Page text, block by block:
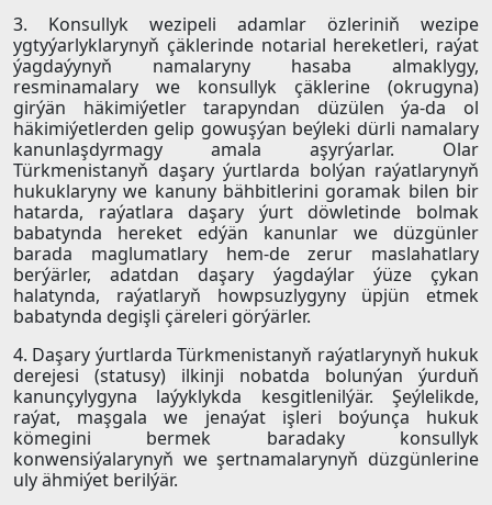
3. Konsullyk wezipeli adamlar özleriniň wezipe
ygtyýarlyklarynyň çäklerinde notarial hereketleri, raýat
ýagdaýynyň namalaryny hasaba almaklygy,
resminamalary we konsullyk çäklerine (okrugyna)
girýän häkimiýetler tarapyndan düzülen ýa-da ol
häkimiýetlerden gelip gowuşýan beýleki dürli namalary
kanunlaşdyrmagy amala aşyrýarlar. Olar
Türkmenistanyň daşary ýurtlarda bolýan raýatlarynyň
hukuklaryny we kanuny bähbitlerini goramak bilen bir
hatarda, raýatlara daşary ýurt döwletinde bolmak
babatynda hereket edýän kanunlar we düzgünler
barada maglumatlary hem-de zerur maslahatlary
berýärler, adatdan daşary ýagdaýlar ýüze çykan
halatynda, raýatlaryň howpsuzlygyny üpjün etmek
babatynda degişli çäreleri görýärler.
4. Daşary ýurtlarda Türkmenistanyň raýatlarynyň hukuk
derejesi (statusy) ilkinji nobatda bolunýan ýurduň
kanunçylygyna laýyklykda kesgitlenilýär. Şeýlelikde,
raýat, maşgala we jenaýat işleri boýunça hukuk
kömegini bermek baradaky konsullyk
konwensiýalarynyň we şertnamalarynyň düzgünlerine
uly ähmiýet berilýär.